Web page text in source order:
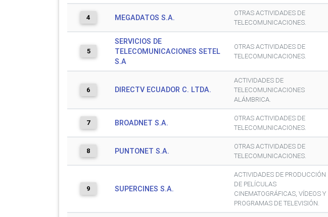
4 MEGADATOS S.A.
OTRAS ACTIVIDADES DE
TELECOMUNICACIONES.
5
SERVICIOS DE
TELECOMUNICACIONES SETEL
S.A
OTRAS ACTIVIDADES DE
TELECOMUNICACIONES.
6 DIRECTV ECUADOR C. LTDA.
ACTIVIDADES DE
TELECOMUNICACIONES
ALÁMBRICA.
7 BROADNET S.A.
OTRAS ACTIVIDADES DE
TELECOMUNICACIONES.
8 PUNTONET S.A.
OTRAS ACTIVIDADES DE
TELECOMUNICACIONES.
9 SUPERCINES S.A.
ACTIVIDADES DE PRODUCCIÓN
DE PELÍCULAS
CINEMATOGRÁFICAS, VÍDEOS Y
PROGRAMAS DE TELEVISIÓN.